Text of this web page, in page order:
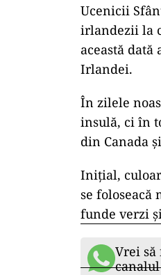
Ucenicii
irlandezii la
această
Irlandei.
În zilele
insulă, ci în
din Canada
Iniţial,
se
funde verzi
Vrei să